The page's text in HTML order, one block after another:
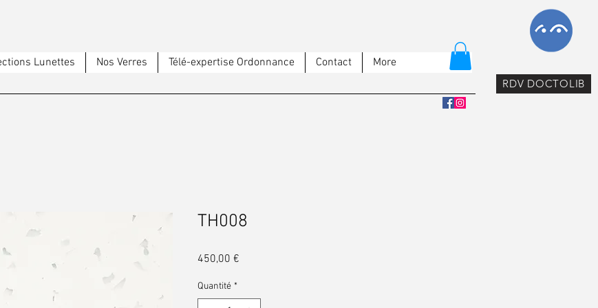
Lunettes Nos Verres Télé-expertise Ordonnance Contact More
RDV DOCTOLIB
TH008
450,00 €
Quantité *